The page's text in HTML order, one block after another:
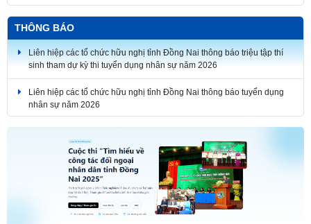
THÔNG BÁO
Liên hiệp các tổ chức hữu nghị tỉnh Đồng Nai thông báo triệu tập thí
sinh tham dự kỳ thi tuyển dụng nhân sự năm 2026
Liên hiệp các tổ chức hữu nghị tỉnh Đồng Nai thông báo tuyển dụng
nhân sự năm 2026
THÔNG BÁO KẾT QUẢ KỲ THI TUYỂN DỤNG NHÂN SỰ NĂM 2026